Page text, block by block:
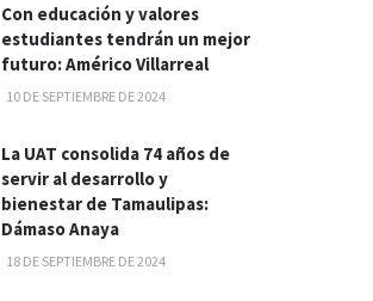
Con educación y valores
estudiantes tendrán un mejor
futuro: Américo Villarreal
10 DE SEPTIEMBRE DE 2024
La UAT consolida 74 años de
servir al desarrollo y
bienestar de Tamaulipas:
Dámaso Anaya
18 DE SEPTIEMBRE DE 2024